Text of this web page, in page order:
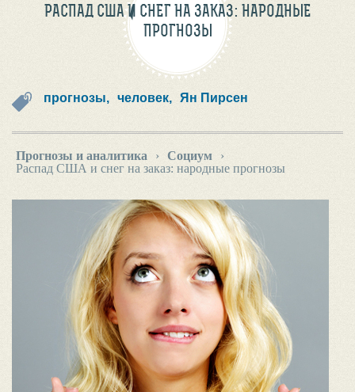
РАСПАД США И СНЕГ НА ЗАКАЗ: НАРОДНЫЕ
ПРОГНОЗЫ
прогнозы, человек, Ян Пирсен
Прогнозы и аналитика › Социум
›
Распад США и снег на заказ: народные прогнозы